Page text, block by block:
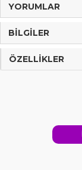
YORUMLAR
BILGILER
ÖZELLIKLER